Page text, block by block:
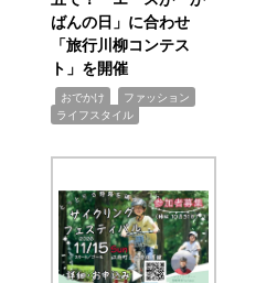
ばんの日」に合わせ
「旅行川柳コンテス
ト」を開催
おでかけ ファッション
ライフスタイル